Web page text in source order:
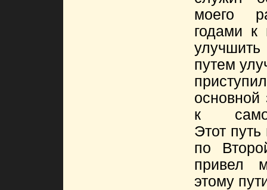
моего
годами к
путем
основной
к
Этот
по
привел
этому